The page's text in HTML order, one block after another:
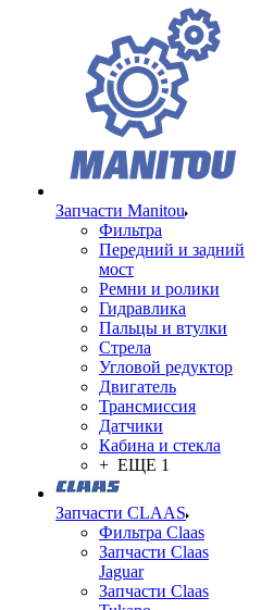
Запчасти Manitou
Фильтра
Передний и задний
мост
Ремни и ролики
Гидравлика
Пальцы и втулки
Стрела
Угловой редуктор
Двигатель
Трансмиссия
Датчики
Кабина и стекла
+ ЕЩЕ 1
Запчасти CLAAS
Фильтра Claas
Запчасти Claas
Jaguar
Запчасти Claas